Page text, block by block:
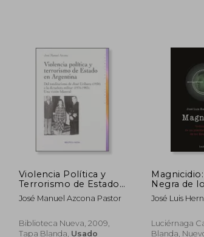
S/ 305,18
S/ 137,33
55%
dcto.
S/ 266,77
S/ 120,05
Violencia Política y
Terrorismo de Estado
en Argentina. Del
Totalitarismo de José
Dictadura Militar (1976-
1983). Una Visión
José Manuel Azcona Pastor
Biblioteca Nueva, 2009,
Tapa Blanda, Usado
Negra de
(Enigmas y
José Luis
Luciérnaga
Blanda,